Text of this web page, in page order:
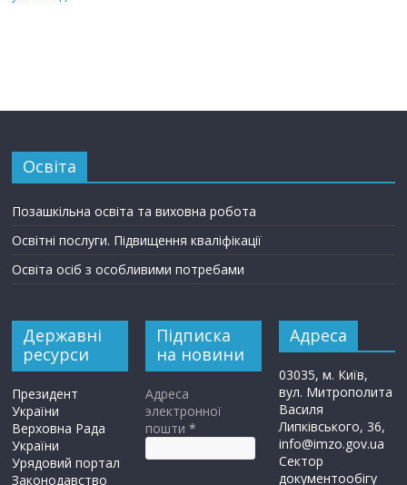
Освіта
Позашкільна освіта та виховна робота
Освітні послуги. Підвищення кваліфікації
Освіта осіб з особливими потребами
Державні
ресурси
Президент
України
Верховна Рада
України
Урядовий портал
Законодавство
Підписка
на новини
Адреса
электронної
пошти*
Адреса
03035, м. Київ,
вул. Митрополита
Василя
Липківського, 36,
info@imzo.gov.ua
Сектор
документообігу